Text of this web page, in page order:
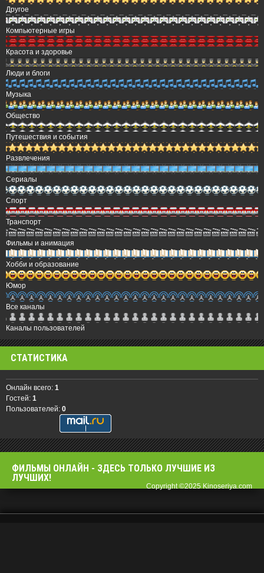
Другое
Компьютерные игры
Красота и здоровье
Люди и блоги
Музыка
Общество
Путешествия и события
Развлечения
Сериалы
Спорт
Транспорт
Фильмы и анимация
Хобби и образование
Юмор
Все каналы
Каналы пользователей
СТАТИСТИКА
Онлайн всего: 1
Гостей: 1
Пользователей: 0
ФИЛЬМЫ OНЛАЙН - ЗДЕСЬ ТОЛЬКО ЛУЧШИЕ ИЗ
ЛУЧШИХ!
Copyright ©2025 Kinoseriya.com